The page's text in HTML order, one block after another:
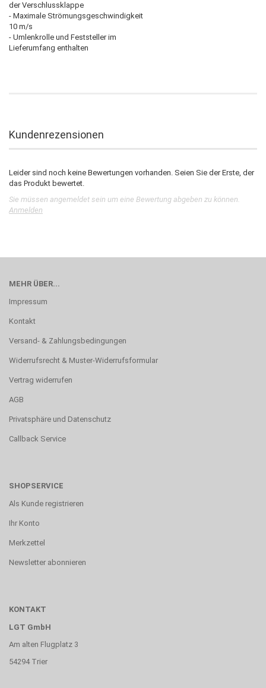
der Verschlussklappe
- Maximale Strömungsgeschwindigkeit
10 m/s
- Umlenkrolle und Feststeller im
Lieferumfang enthalten
Kundenrezensionen
Leider sind noch keine Bewertungen vorhanden. Seien Sie der Erste, der
das Produkt bewertet.
Sie müssen angemeldet sein um eine Bewertung abgeben zu können.
Anmelden
MEHR ÜBER...
Impressum
Kontakt
Versand- & Zahlungsbedingungen
Widerrufsrecht & Muster-Widerrufsformular
Vertrag widerrufen
AGB
Privatsphäre und Datenschutz
Callback Service
SHOPSERVICE
Als Kunde registrieren
Ihr Konto
Merkzettel
Newsletter abonnieren
KONTAKT
LGT GmbH
Am alten Flugplatz 3
54294 Trier